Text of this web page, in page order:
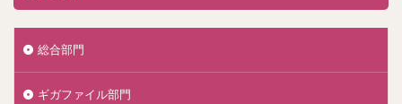
総合部門
ギガファイル部門